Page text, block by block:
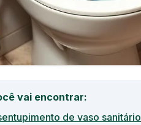
vai encontrar:
de vaso sanitário